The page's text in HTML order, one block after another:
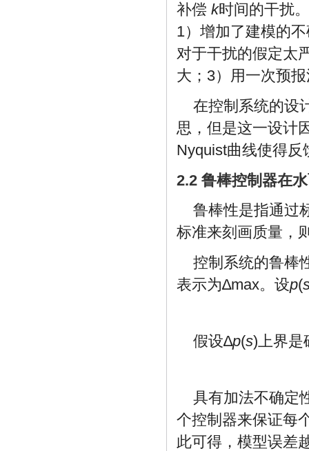
补偿 k时间的干扰
1）增加了建模的
对于干扰的假定太
大；3）用一次预
在控制系统的设
思，但是这一设计
Nyquist曲线使得
2.2 鲁棒控制器在
鲁棒性是指通过
标准来刻画质量，
控制系统的鲁棒
表示为∆max。设p(
假设∆p(s)上界是
具有加法不确定
个控制器来保证每
此可得，模型误差